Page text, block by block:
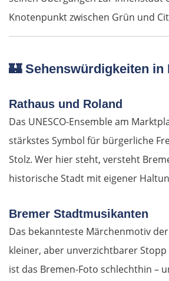
Knotenpunkt zwischen Grün und
🏰Sehenswürdigkeiten in
Rathaus und Roland
Das UNESCO-Ensemble am
stärkstes Symbol für bürgerliche
Stolz. Wer hier steht, versteht
historische Stadt mit eigener
Bremer Stadtmusikanten
Das bekannteste Märchenmotiv
kleiner, aber unverzichtbarer Stopp
ist das Bremen-Foto schlechthin –
OSTROUTE
Estland
Tallinn
Rapla
Lettland